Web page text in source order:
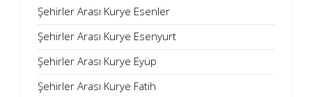
Şehirler Arası Kurye Esenler
Şehirler Arası Kurye Esenyurt
Şehirler Arası Kurye Eyüp
Şehirler Arası Kurye Fatih